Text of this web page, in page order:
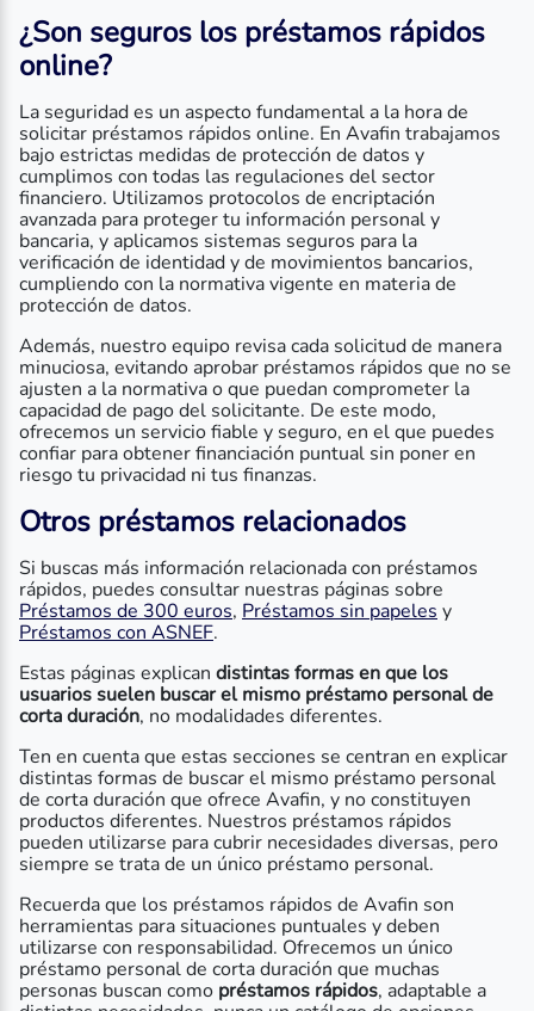
¿Son seguros los préstamos rápidos
online?
La seguridad es un aspecto fundamental a la hora de
solicitar préstamos rápidos online. En Avafin trabajamos
bajo estrictas medidas de protección de datos y
cumplimos con todas las regulaciones del sector
financiero. Utilizamos protocolos de encriptación
avanzada para proteger tu información personal y
bancaria, y aplicamos sistemas seguros para la
verificación de identidad y de movimientos bancarios,
cumpliendo con la normativa vigente en materia de
protección de datos.
Además, nuestro equipo revisa cada solicitud de manera
minuciosa, evitando aprobar préstamos rápidos que no se
ajusten a la normativa o que puedan comprometer la
capacidad de pago del solicitante. De este modo,
ofrecemos un servicio fiable y seguro, en el que puedes
confiar para obtener financiación puntual sin poner en
riesgo tu privacidad ni tus finanzas.
Otros préstamos relacionados
Si buscas más información relacionada con préstamos
rápidos, puedes consultar nuestras páginas sobre
Préstamos de 300 euros, Préstamos sin papeles y
Préstamos con ASNEF.
Estas páginas explican distintas formas en que los
usuarios suelen buscar el mismo préstamo personal de
corta duración, no modalidades diferentes.
Ten en cuenta que estas secciones se centran en explicar
distintas formas de buscar el mismo préstamo personal
de corta duración que ofrece Avafin, y no constituyen
productos diferentes. Nuestros préstamos rápidos
pueden utilizarse para cubrir necesidades diversas, pero
siempre se trata de un único préstamo personal.
Recuerda que los préstamos rápidos de Avafin son
herramientas para situaciones puntuales y deben
utilizarse con responsabilidad. Ofrecemos un único
préstamo personal de corta duración que muchas
personas buscan como préstamos rápidos, adaptable a